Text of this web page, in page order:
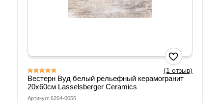
(1 отзыв)
Вестерн Вуд белый рельефный керамогранит
20х60см Lasselsberger Ceramics
Артикул: 6264-0056